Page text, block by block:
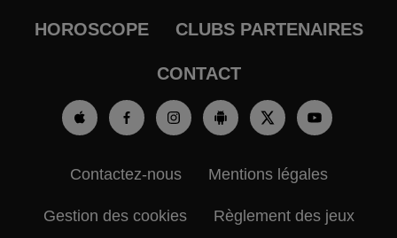
HOROSCOPE CLUBS PARTENAIRES
CONTACT
Contactez-nous Mentions légales
Gestion des cookies Règlement des jeux